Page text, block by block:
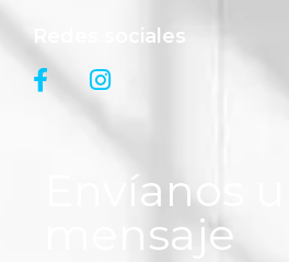
Redes sociales
Envíanos un
mensaje